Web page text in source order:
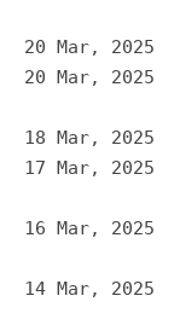
20 Mar, 2025
20 Mar, 2025
18 Mar, 2025
17 Mar, 2025
16 Mar, 2025
14 Mar, 2025